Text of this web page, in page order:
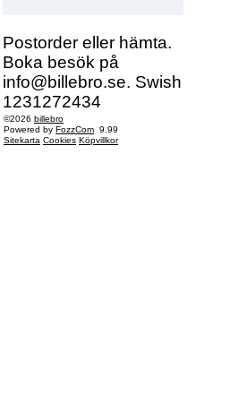
Postorder eller hämta.
Boka besök på
info@billebro.se. Swish
1231272434
©2026 billebro
Powered by FozzCom 9.99
Sitekarta Cookies Köpvillkor